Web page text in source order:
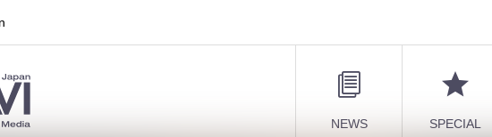
NEWS SPECIAL